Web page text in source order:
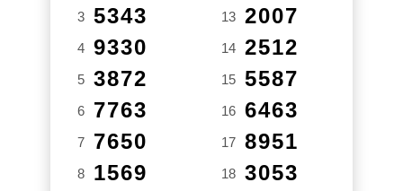
3 5343
4 9330
5 3872
6 7763
7 7650
8 1569
13 2007
14 2512
15 5587
16 6463
17 8951
18 3053